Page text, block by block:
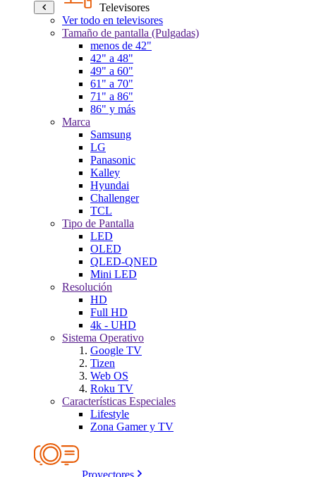
Televisores
Ver todo en televisores
Tamaño de pantalla (Pulgadas)
menos de 42"
42" a 48"
49" a 60"
61" a 70"
71" a 86"
86" y más
Marca
Samsung
LG
Panasonic
Kalley
Hyundai
Challenger
TCL
Tipo de Pantalla
LED
OLED
QLED-QNED
Mini LED
Resolución
HD
Full HD
4k - UHD
Sistema Operativo
Google TV
Tizen
Web OS
Roku TV
Características Especiales
Lifestyle
Zona Gamer y TV
Proyectores